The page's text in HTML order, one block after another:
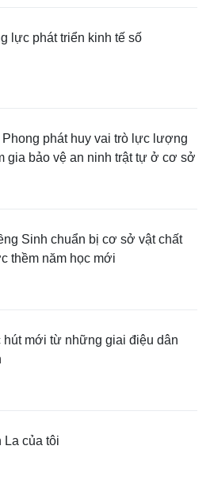
lực phát triển kinh tế số
Phong phát huy vai trò lực lượng
gia bảo vệ an ninh trật tự ở cơ sở
Sinh chuẩn bị cơ sở vật chất
thềm năm học mới
hút mới từ những giai điệu dân
La của tôi